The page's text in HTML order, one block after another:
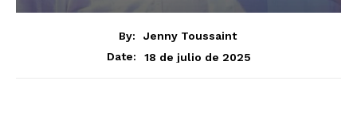
By:
Jenny Toussaint
Date:
18 de julio de 2025